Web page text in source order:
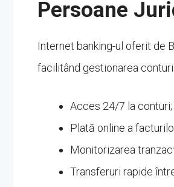
Persoane
Internet banking-ul oferit de
facilitând gestionarea
Acces 24/7 la conturi;
Plată online a
Monitorizarea
Transferuri rapide